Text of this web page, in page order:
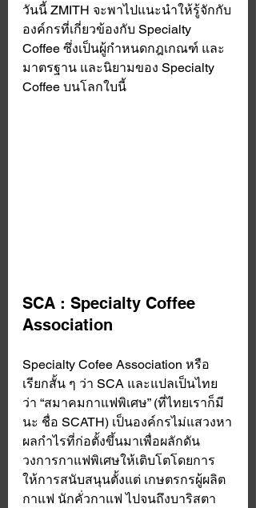
วันนี้ ZMITH จะพาไปแนะนำให้รู้จักกับ
องค์กรที่เกี่ยวข้องกับ Specialty
Coffee ซึ่งเป็นผู้กำหนดกฎเกณฑ์ และ
มาตรฐาน และนิยามของ Specialty
Coffee บนโลกใบนี้
SCA : Specialty Coffee
Association
Specialty Cofee Association หรือ
เรียกสั้น ๆ ว่า SCA และแปลเป็นไทย
ว่า “สมาคมกาแฟพิเศษ” (ที่ไทยเราก็มี
นะ ชื่อ SCATH) เป็นองค์กรไม่แสวงหา
ผลกำไรที่ก่อตั้งขึ้นมาเพื่อผลักดัน
วงการกาแฟพิเศษให้เติบโตโดยการ
ให้การสนับสนุนตั้งแต่ เกษตรกรผู้ผลิต
กาแฟ นักคั่วกาแฟ ไปจนถึงบาริสตา